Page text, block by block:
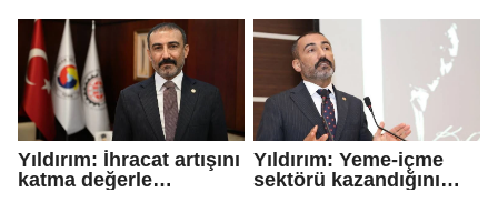
gücüne yapılan
yatırımdır.
Yıldırım: İhracat artışını
katma değerle
Yıldırım: Yeme-içme
sektörü kazandığını